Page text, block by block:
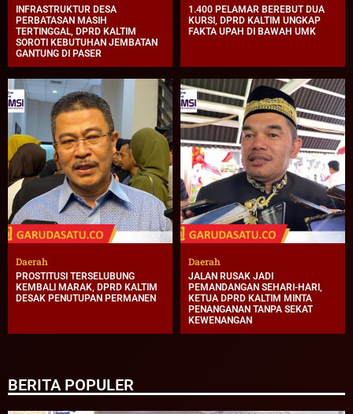
INFRASTRUKTUR DESA
PERBATASAN MASIH
TERTINGGAL, DPRD KALTIM
SOROTI KEBUTUHAN JEMBATAN
GANTUNG DI PASER
1.400 PELAMAR BEREBUT DUA
KURSI, DPRD KALTIM UNGKAP
FAKTA UPAH DI BAWAH UMK
Daerah
PROSTITUSI TERSELUBUNG
KEMBALI MARAK, DPRD KALTIM
DESAK PENUTUPAN PERMANEN
Daerah
JALAN RUSAK JADI
PEMANDANGAN SEHARI-HARI,
KETUA DPRD KALTIM MINTA
PENANGANAN TANPA SEKAT
KEWENANGAN
BERITA POPULER